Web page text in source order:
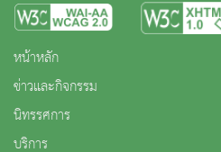
หน้าหลัก
ข่าวและกิจกรรม
นิทรรศการ
บริการ